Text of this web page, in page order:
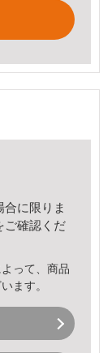
に限りま
ご確認くだ
って、商品
ます。